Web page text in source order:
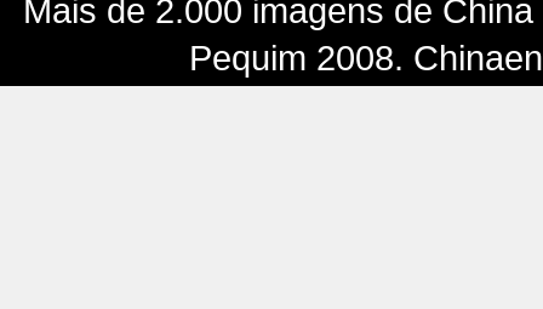
Mais de 2.000 imagens de
Pequim 2008.